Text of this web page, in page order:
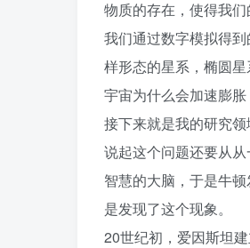
物质的存在，使得我们
我们通过数字模拟得
样形态的星系，椭圆
宇宙为什么会加速膨胀
接下来就是我的研究
说起这个问题还要从
智慧的大脑，于是牛
是发现了这个现象。
20世纪初，爱因斯坦